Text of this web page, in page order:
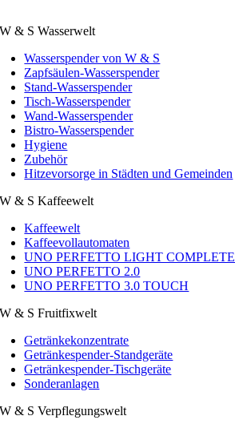
W & S Wasserwelt
Wasserspender von W & S
Zapfsäulen-Wasserspender
Stand-Wasserspender
Tisch-Wasserspender
Wand-Wasserspender
Bistro-Wasserspender
Hygiene
Zubehör
Hitzevorsorge in Städten und Gemeinden
W & S Kaffeewelt
Kaffeewelt
Kaffeevollautomaten
UNO PERFETTO LIGHT COMPLETE
UNO PERFETTO 2.0
UNO PERFETTO 3.0 TOUCH
W & S Fruitfixwelt
Getränkekonzentrate
Getränkespender-Standgeräte
Getränkespender-Tischgeräte
Sonderanlagen
W & S Verpflegungswelt